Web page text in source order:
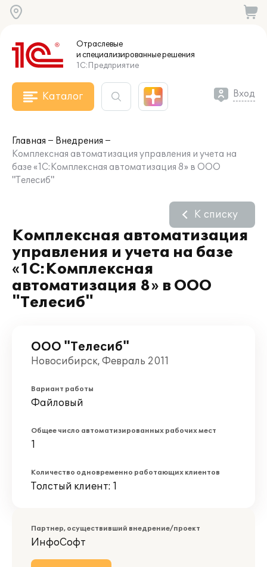
Отраслевые
и специализированныерешения
1С:Предприятие
Каталог Вход
Главная
Внедрения
Комплексная автоматизация управления и учета на
базе «1С:Комплексная автоматизация 8» в ООО
"Телесиб"
Комплексная автоматизация
управления и учета на базе
«1С:Комплексная
автоматизация 8» в ООО
"Телесиб"
К списку
ООО "Телесиб"
Новосибирск, Февраль 2011
Вариант работы
Файловый
Общее число автоматизированных рабочих мест
1
Количество одновременно работающих клиентов
Толстый клиент: 1
Партнер, осуществивший внедрение/проект
ИнфоСофт